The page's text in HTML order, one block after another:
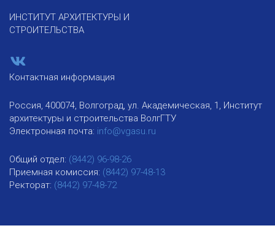
ИНСТИТУТ АРХИТЕКТУРЫ И
СТРОИТЕЛЬСТВА
Контактная информация
Россия, 400074, Волгоград, ул. Академическая, 1, Институт
архитектуры и строительства ВолгГТУ
Электронная почта: info@vgasu.ru
Общий отдел: (8442) 96-98-26
Приемная комиссия: (8442) 97-48-13
Ректорат: (8442) 97-48-72